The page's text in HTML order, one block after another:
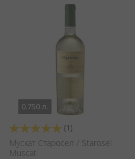
0.750 л.
Оценка:
100%
(1)
Мускат Старосел / Starosel
Muscat